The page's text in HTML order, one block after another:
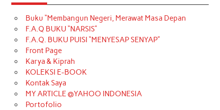
Buku “Membangun Negeri, Merawat Masa Depan
F.A.Q BUKU “NARSIS”
F.A.Q. BUKU PUISI “MENYESAP SENYAP”
Front Page
Karya & Kiprah
KOLEKSI E-BOOK
Kontak Saya
MY ARTICLE @YAHOO INDONESIA
Portofolio